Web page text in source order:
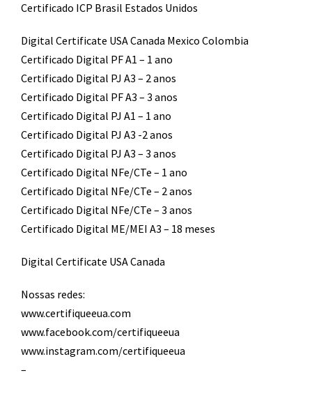
Certificado ICP Brasil Estados Unidos
Digital Certificate USA Canada Mexico Colombia
Certificado Digital PF A1 – 1 ano
Certificado Digital PJ A3 – 2 anos
Certificado Digital PF A3 – 3 anos
Certificado Digital PJ A1 – 1 ano
Certificado Digital PJ A3 -2 anos
Certificado Digital PJ A3 – 3 anos
Certificado Digital NFe/CTe – 1 ano
Certificado Digital NFe/CTe – 2 anos
Certificado Digital NFe/CTe – 3 anos
Certificado Digital ME/MEI A3 – 18 meses
Digital Certificate USA Canada
Nossas redes:
www.certifiqueeua.com
www.facebook.com/certifiqueeua
www.instagram.com/certifiqueeua
–